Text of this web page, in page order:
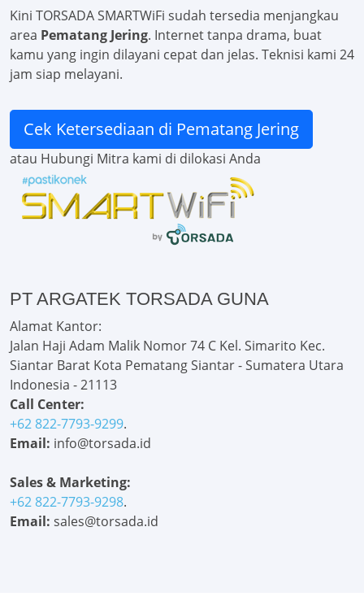
Kini TORSADA SMARTWiFi sudah tersedia menjangkau
area Pematang Jering. Internet tanpa drama, buat
kamu yang ingin dilayani cepat dan jelas. Teknisi kami 24
jam siap melayani.
Cek Ketersediaan di Pematang Jering
atau Hubungi Mitra kami di dilokasi Anda
PT ARGATEK TORSADA GUNA
Alamat Kantor:
Jalan Haji Adam Malik Nomor 74 C Kel. Simarito Kec.
Siantar Barat Kota Pematang Siantar - Sumatera Utara
Indonesia - 21113
Call Center:
+62 822-7793-9299.
Email: info@torsada.id
Sales & Marketing:
+62 822-7793-9298.
Email: sales@torsada.id